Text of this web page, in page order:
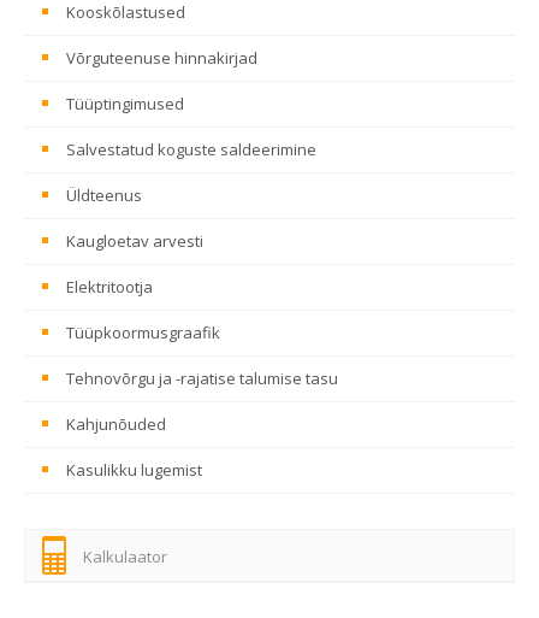
Kooskõlastused
Võrguteenuse hinnakirjad
Tüüptingimused
Salvestatud koguste saldeerimine
Üldteenus
Kaugloetav arvesti
Elektritootja
Tüüpkoormusgraafik
Tehnovõrgu ja -rajatise talumise tasu
Kahjunõuded
Kasulikku lugemist
Kalkulaator